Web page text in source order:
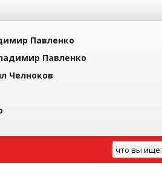
Павленко
Павленко
Челноков